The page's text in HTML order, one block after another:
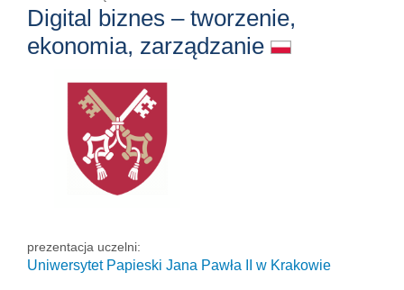
Digital biznes – tworzenie,
ekonomia, zarządzanie
prezentacja uczelni:
Uniwersytet Papieski Jana Pawła II w Krakowie